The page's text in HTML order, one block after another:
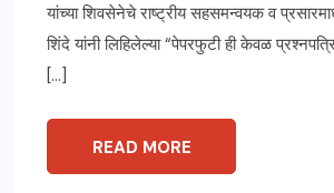
यांच्या शिवसेनेचे राष्ट्रीय सहसमन्वयक व
शिंदे यांनी लिहिलेल्या “पेपरफुटी ही केवळ
[…]
READ MORE